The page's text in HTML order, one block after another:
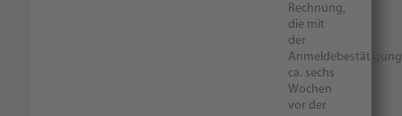
Rechnung,
die mit
der
Anmeldebestätigung
ca. sechs
Wochen
vor der